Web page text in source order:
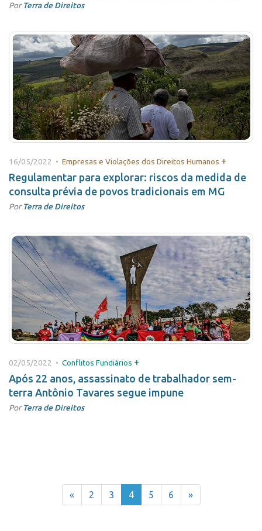
PorTerra de Direitos
16/05/2022 • Empresas e Violações dos Direitos Humanos +
Regulamentar para explorar: riscos da medida de
consulta prévia de povos tradicionais em MG
PorTerra de Direitos
02/05/2022 • Conflitos Fundiários +
Após 22 anos, assassinato de trabalhador sem-
terra Antônio Tavares segue impune
PorTerra de Direitos
« 2 3 4 5 6 »